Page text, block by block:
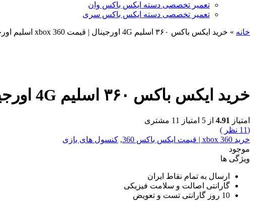
تعمیر تخصصی دسته ایکس باکس وان
تعمیر تخصصی دسته ایکس باکس سری
خانه » خرید ایکس باکس ۳۶۰ اسلیم 4G اورجینال | قیمت xbox 360 اسلیم اورجینال ریفر
خرید ایکس باکس ۳۶۰ اسلیم 4G اورجینال | قیمت xbox 360 اسلیم اورجینال ریفر
امتیاز 4.91 از 5 امتیاز 11 مشتری
(
11 نظر )
خرید xbox 360 | قیمت ایکس باکس 360
, کنسول های بازی
موجود
ویژگی ها
ارسال به تمام نقاط ایران
گارانتی اصالت و سلامت فیزیکی
10 روز گارانتی تست و تعویض